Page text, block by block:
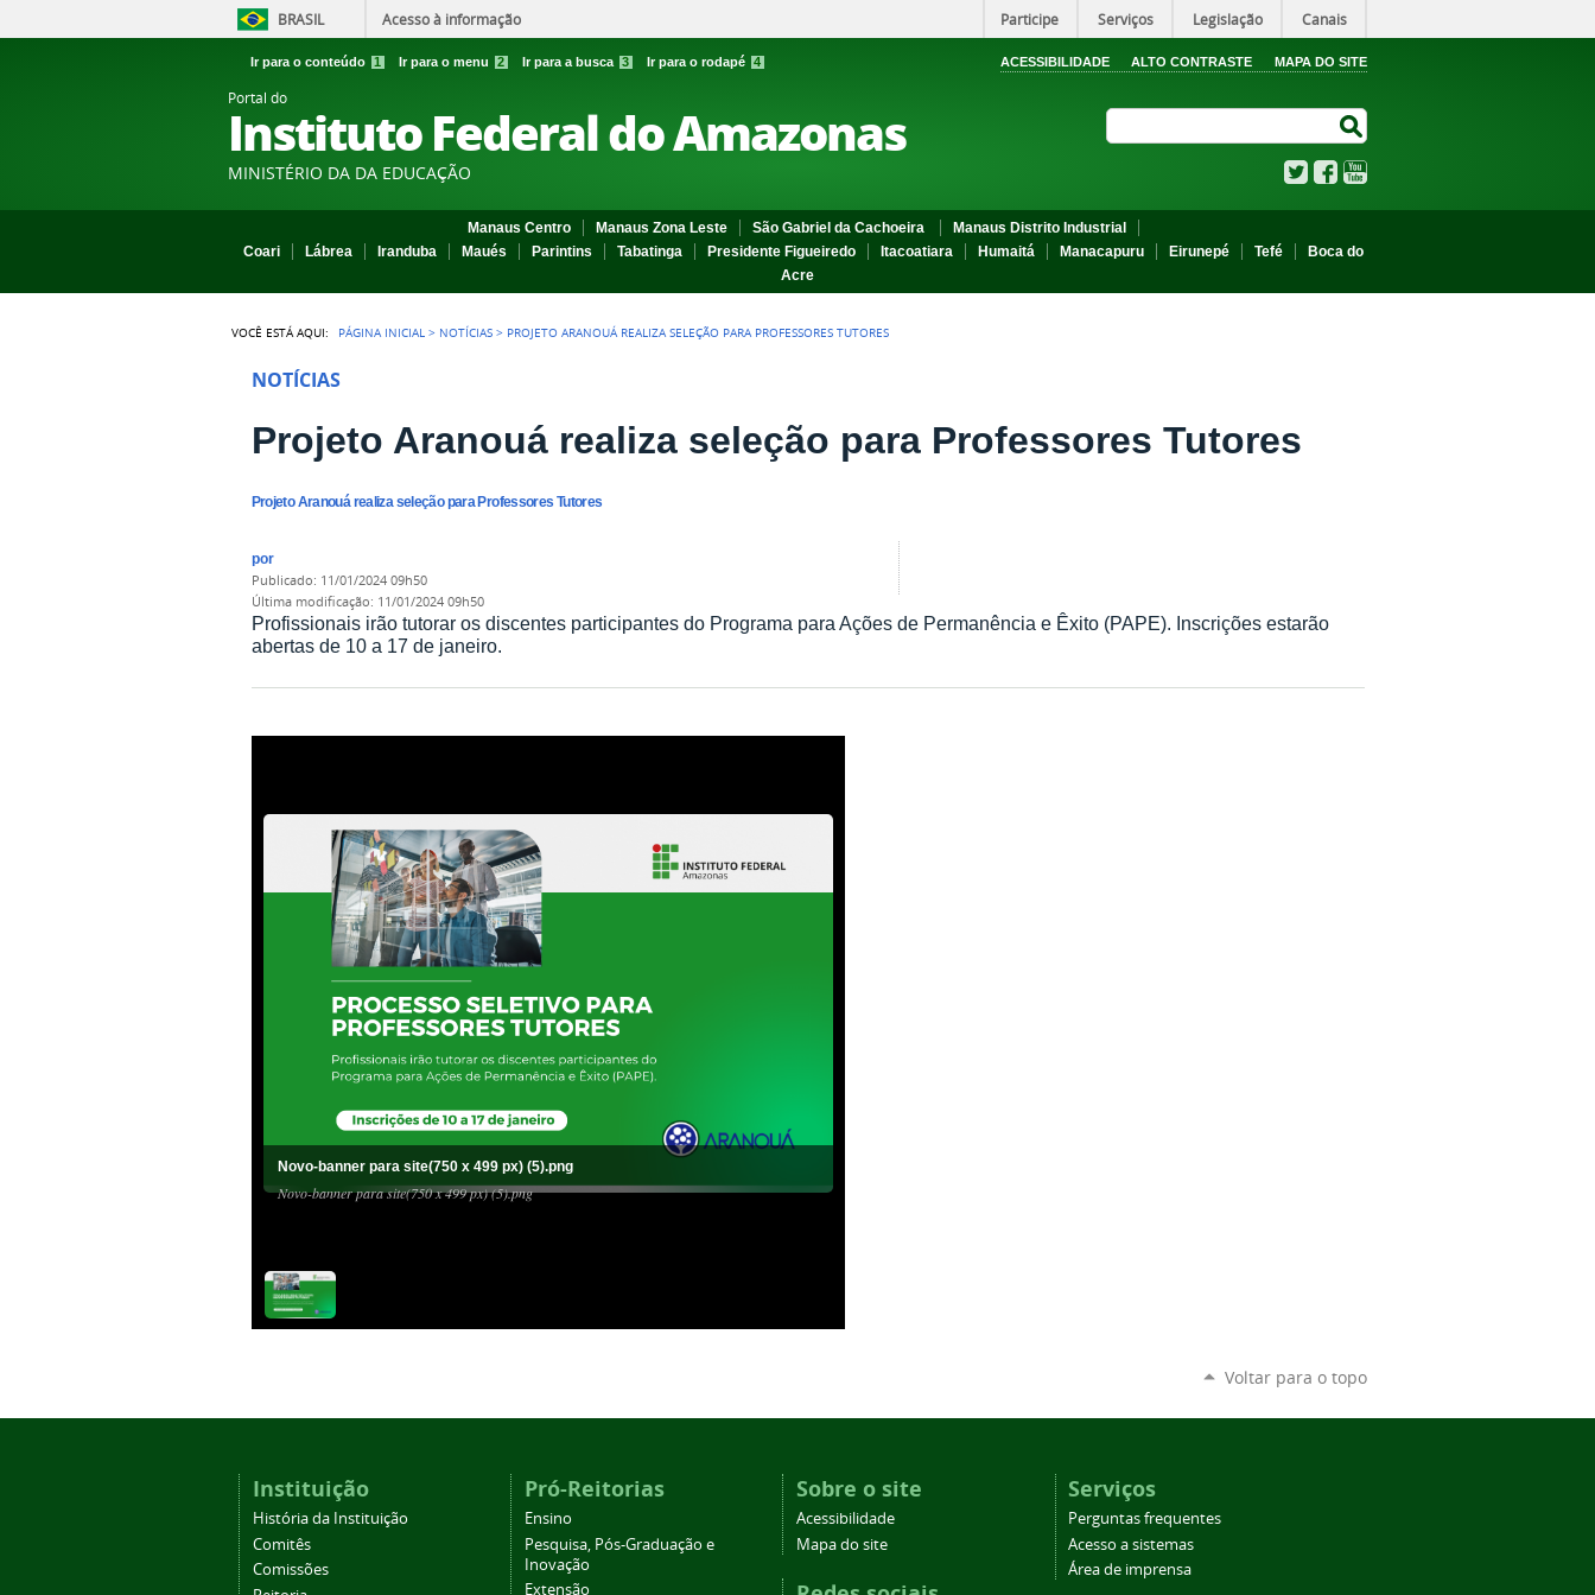
BRASIL Acesso à informação Participe Serviços Legislação Canais
Ir para o conteúdo 1 Ir para o menu 2 Ir para a busca 3 Ir para o rodapé 4 ACESSIBILIDADE ALTO CONTRASTE MAPA DO SITE
Portal do
Instituto Federal do Amazonas
MINISTÉRIO DA DA EDUCAÇÃO TwitterFacebook
Manaus Centro Manaus Zona Leste São Gabriel da Cachoeira
Manaus Distrito Industrial
Coari
Lábrea Iranduba Maués Parintins Tabatinga Presidente Figueiredo Itacoatiara Humaitá Manacapuru Eirunepé Tefé
Boca do
Acre
VOCÊ ESTÁ AQUI: PÁGINA INICIAL > NOTÍCIAS > PROJETO ARANOUÁ REALIZA SELEÇÃO PARA PROFESSORES TUTORES
NOTÍCIAS
Projeto Aranouá realiza seleção para Professores Tutores
Projeto Aranouá realiza seleção para Professores Tutores
por
publicado: 11/01/2024 09h50
última modificação: 11/01/2024 09h50
Profissionais irão tutorar os discentes participantes do Programa para Ações de Permanência e Êxito (PAPE). Inscrições estarão
abertas de 10 a 17 de janeiro.
Novo-banner para site(750 x 499 px) (5).png
Novo-banner para site(750 x 499 px) (5).png
Voltar para o topo
Instituição
História da Instituição
Comitês
Comissões
Pró-Reitorias
Ensino
Pesquisa, Pós-Graduação e
Inovação
Extensão
Sobre o site
Acessibilidade
Mapa do site
Serviços
Perguntas frequentes
Acesso a sistemas
Área de imprensa